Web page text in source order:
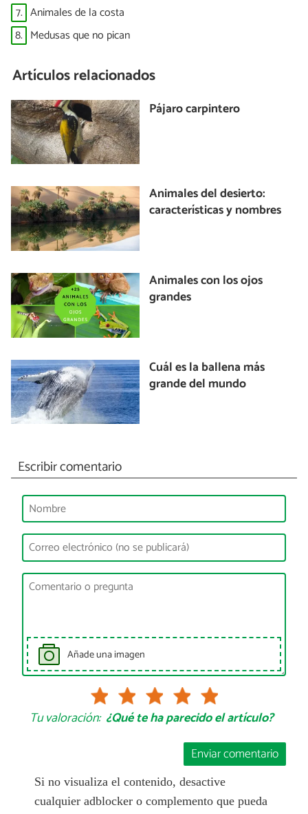
7. Animales de la costa
8. Medusas que no pican
Artículos relacionados
Pájaro carpintero
Animales del desierto:
características y nombres
Animales con los ojos
grandes
Cuál es la ballena más
grande del mundo
Escribir comentario
Añade una imagen
Tu valoración: ¿Qué te ha parecido el artículo?
Enviar comentario
Si no visualiza el contenido, desactive
cualquier adblocker o complemento que pueda